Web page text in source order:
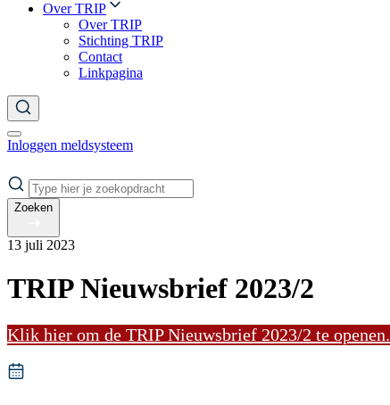
Over TRIP
Over TRIP
Stichting TRIP
Contact
Linkpagina
Inloggen meldsysteem
Zoeken
13 juli 2023
TRIP Nieuwsbrief 2023/2
Klik hier om de TRIP Nieuwsbrief 2023/2 te openen.